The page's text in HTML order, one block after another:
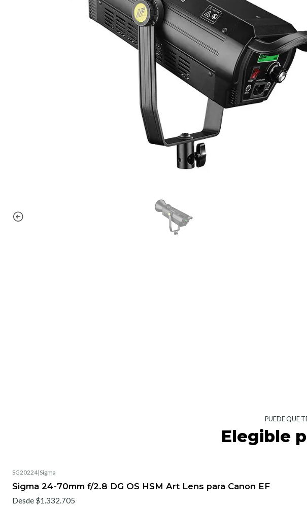
PUEDE QUE
Elegible
SG20224|Sigma
Sigma 24-70mm f/2.8 DG OS HSM Art Lens para Canon EF
Desde $1.332.705